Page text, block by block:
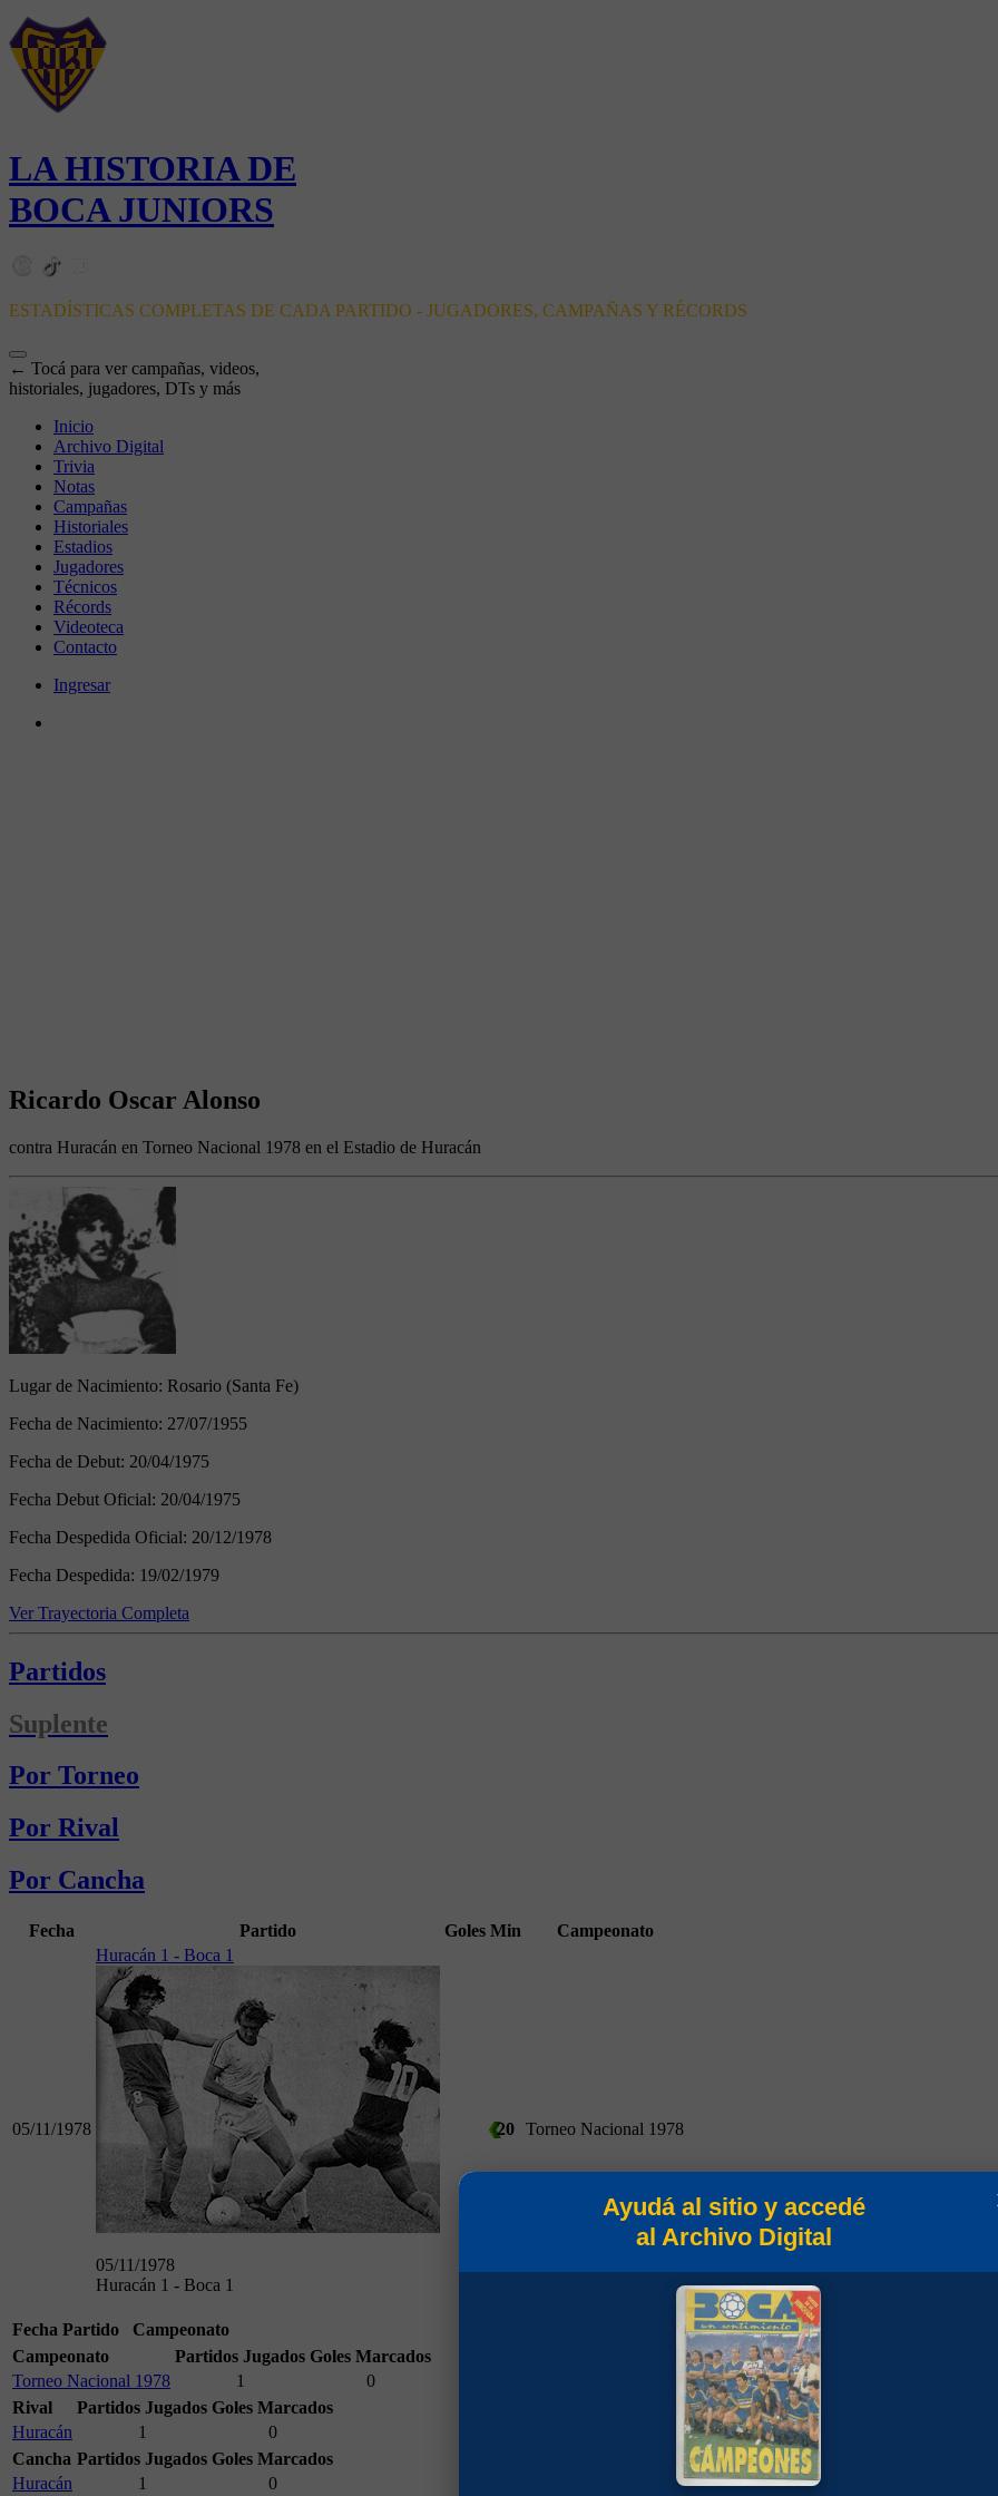
LA HISTORIA DE
BOCA JUNIORS
ESTADÍSTICAS COMPLETAS DE CADA PARTIDO - JUGADORES, CAMPAÑAS Y RÉCORDS
← Tocá para ver campañas, videos,
historiales, jugadores, DTs y más
Inicio
Archivo Digital
Trivia
Notas
Campañas
Historiales
Estadios
Jugadores
Técnicos
Récords
Videoteca
Contacto
Ingresar
Ricardo Oscar Alonso
contra Huracán en Torneo Nacional 1978 en el Estadio de Huracán
Lugar de Nacimiento: Rosario (Santa Fe)
Fecha de Nacimiento: 27/07/1955
Fecha de Debut: 20/04/1975
Fecha Debut Oficial: 20/04/1975
Fecha Despedida Oficial: 20/12/1978
Fecha Despedida: 19/02/1979
Ver Trayectoria Completa
Partidos
Suplente
Por Torneo
Por Rival
Por Cancha
Fecha Partido Goles Min Campeonato
05/11/1978
Huracán 1 - Boca 1
05/11/1978
Huracán 1 - Boca 1
20 Torneo Nacional 1978
Fecha Partido
Campeonato
Campeonato
Partidos Jugados Goles Marcados
Torneo Nacional 1978
1
0
Rival
Partidos Jugados Goles Marcados
Huracán
1
0
Cancha Partidos Jugados Goles Marcados
Huracán
1
0
Ayudá al sitio y accedé
al Archivo Digital